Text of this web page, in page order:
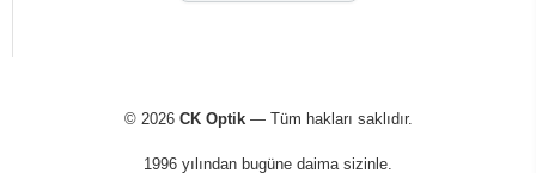
© 2026 CK Optik— Tüm hakları saklıdır.
1996 yılından bugüne daima sizinle.